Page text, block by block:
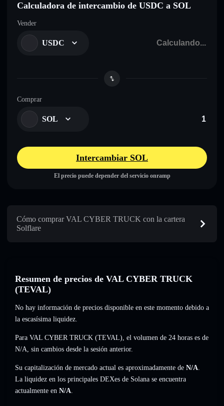
Calculadora de intercambio de USDC a SOL
Vender
USDC
Comprar
SOL
Intercambiar SOL
El precio puede depender del servicio onramp
Cómo comprar VAL CYBER TRUCK con la cartera
Solflare
Resumen de precios de VAL CYBER TRUCK
(TEVAL)
No hay información de precios disponible en este momento debido a
la escasísima liquidez.
Para VAL CYBER TRUCK (TEVAL), el volumen de 24 horas es de
N/A, sin cambios desde la sesión anterior.
Su capitalización de mercado actual es aproximadamente de N/A.
La liquidez en los principales DEXes de Solana se encuentra
actualmente en N/A.